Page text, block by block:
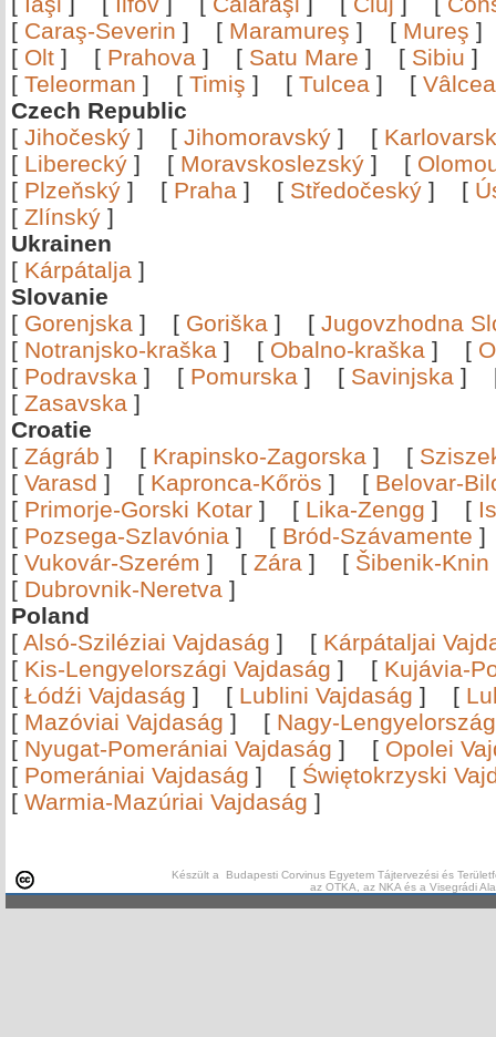
[ Caraş-Severin ] [ Maramureş ] [ Mureş
[ Olt ] [ Prahova ] [ Satu Mare ] [ Sibiu
[ Teleorman ] [ Timiş ] [ Tulcea ] [
Czech Republic
[ Jihočeský ] [ Jihomoravský ] [
[ Liberecký ] [ Moravskoslezský ] [
[ Plzeňský ] [ Praha ] [ Středočeský ] [
[ Zlínský ]
Ukrainen
[ Kárpátalja ]
Slovanie
[ Gorenjska ] [ Goriška ] [ Jugovzhodna
[ Notranjsko-kraška ] [ Obalno-kraška ] [
[ Podravska ] [ Pomurska ] [ Savinjska ]
[ Zasavska ]
Croatie
[ Zágráb ] [ Krapinsko-Zagorska ] [
[ Varasd ] [ Kapronca-Kőrös ] [ Belovar-
[ Primorje-Gorski Kotar ] [ Lika-Zengg ] [
[ Pozsega-Szlavónia ] [ Bród-Szávamente
[ Vukovár-Szerém ] [ Zára ] [ Šibenik-Knin
[ Dubrovnik-Neretva ]
Poland
[ Alsó-Sziléziai Vajdaság ] [ Kárpátaljai
[ Kis-Lengyelországi Vajdaság ] [ Kujávia-
[ Łódźi Vajdaság ] [ Lublini Vajdaság ] [
[ Mazóviai Vajdaság ] [ Nagy-
[ Nyugat-Pomerániai Vajdaság ] [ Opolei
[ Pomerániai Vajdaság ] [ Świętokrzyski
[ Warmia-Mazúriai Vajdaság ]
Készült a Budapesti Corvinus Egyetem Tájtervezési és
az OTKA, az NKA és a Visegrádi